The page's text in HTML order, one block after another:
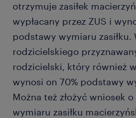
otrzymuje zasiłek
wypłacany przez ZUS i
podstawy wymiaru zasiłku.
rodzicielskiego
rodzicielski, który również
wynosi on 70% podstawy
Można też złożyć wniosek
wymiaru zasiłku